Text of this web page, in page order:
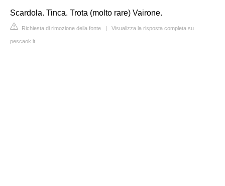
Scardola. Tinca. Trota (molto rare) Vairone.
Richiesta di rimozione della fonte | Visualizza la risposta completa su
pescaok.it